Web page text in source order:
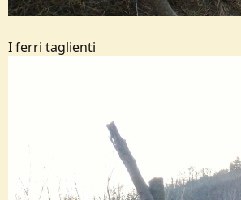
I ferri taglienti